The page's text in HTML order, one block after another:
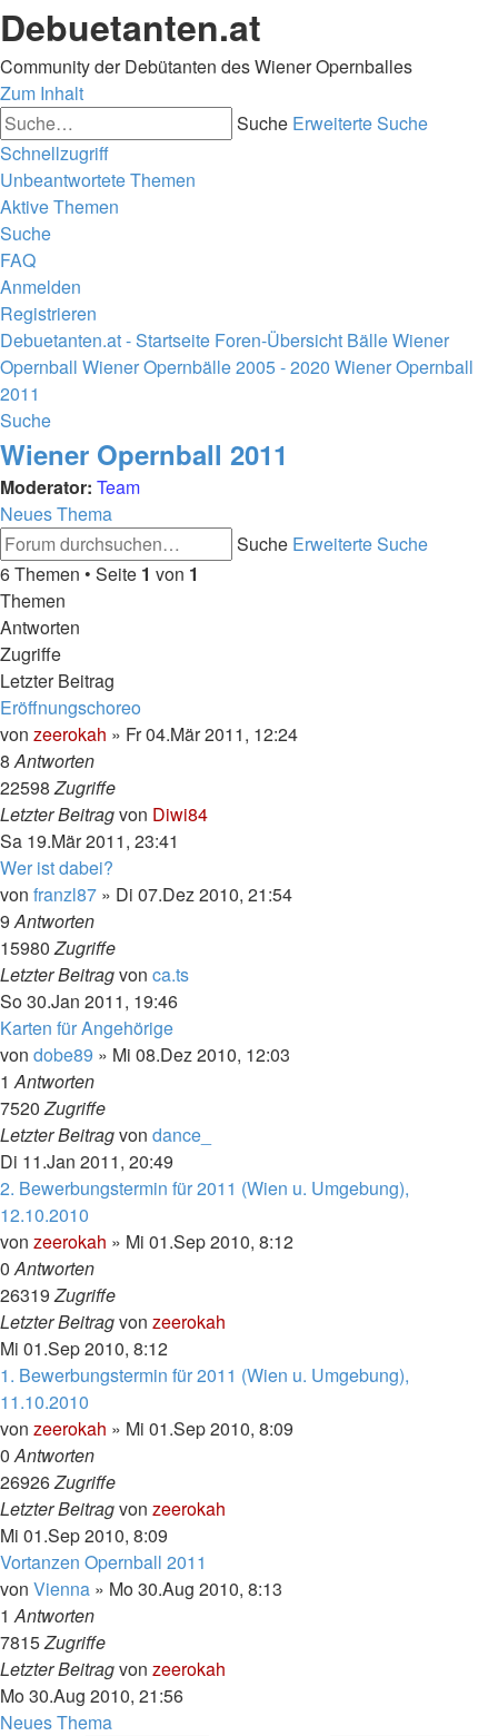
Debuetanten.at
Community der Debütanten des Wiener Opernballes
Zum Inhalt
Suche Erweiterte Suche
Schnellzugriff
Unbeantwortete Themen
Aktive Themen
Suche
FAQ
Anmelden
Registrieren
Debuetanten.at - Startseite Foren-Übersicht BälleWiener
Opernball Wiener Opernbälle 2005 - 2020 Wiener Opernball
2011
Suche
Wiener Opernball 2011
Moderator: Team
Neues Thema
Suche Erweiterte Suche
6 Themen • Seite 1 von 1
Themen
Antworten
Zugriffe
Letzter Beitrag
Eröffnungschoreo
von zeerokah » Fr 04.Mär 2011, 12:24
8Antworten
22598Zugriffe
Letzter Beitragvon Diwi84
Sa 19.Mär 2011, 23:41
Wer ist dabei?
von franzl87 » Di 07.Dez 2010, 21:54
9Antworten
15980Zugriffe
Letzter Beitragvon ca.ts
So 30.Jan 2011, 19:46
Karten für Angehörige
von dobe89 » Mi 08.Dez 2010, 12:03
1Antworten
7520Zugriffe
Letzter Beitragvon dance_
Di 11.Jan 2011, 20:49
2. Bewerbungstermin für 2011 (Wien u. Umgebung),
12.10.2010
von zeerokah » Mi 01.Sep 2010, 8:12
0Antworten
26319Zugriffe
Letzter Beitragvon zeerokah
Mi 01.Sep 2010, 8:12
1. Bewerbungstermin für 2011 (Wien u. Umgebung),
11.10.2010
von zeerokah » Mi 01.Sep 2010, 8:09
0Antworten
26926Zugriffe
Letzter Beitragvon zeerokah
Mi 01.Sep 2010, 8:09
Vortanzen Opernball 2011
von Vienna » Mo 30.Aug 2010, 8:13
1Antworten
7815Zugriffe
Letzter Beitragvon zeerokah
Mo 30.Aug 2010, 21:56
Neues Thema